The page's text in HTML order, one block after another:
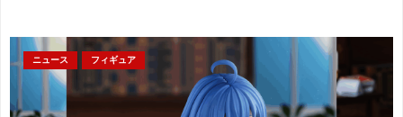
ニュース フィギュア